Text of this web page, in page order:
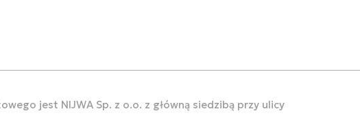
jest NIJWA Sp. z o.o. z główną siedzibą przy ulicy